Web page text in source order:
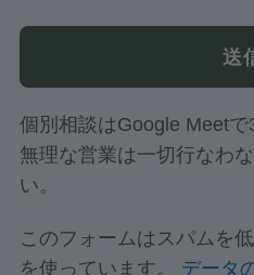
個別相談はGoogle Meetで
無理な営業は一切行なわ
い。
このフォームはスパムを
を使っています。 データ